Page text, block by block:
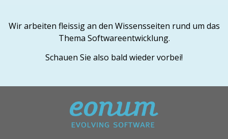
Wir arbeiten fleissig an den Wissensseiten rund um das
Thema Softwareentwicklung.
Schauen Sie also bald wieder vorbei!